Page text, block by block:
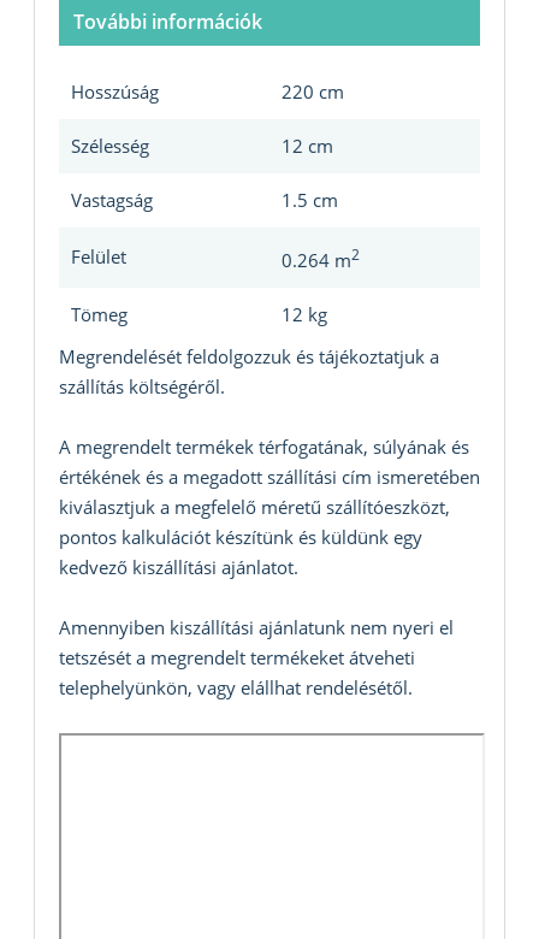
További információk
Hosszúság 220 cm
Szélesség 12 cm
Vastagság 1.5 cm
Felület 0.264 m2
Tömeg
12 kg
Megrendelését feldolgozzuk és tájékoztatjuk a
szállítás költségéről.
A megrendelt termékek térfogatának, súlyának és
értékének és a megadott szállítási cím ismeretében
kiválasztjuk a megfelelő méretű szállítóeszközt,
pontos kalkulációt készítünk és küldünk egy
kedvező kiszállítási ajánlatot.
Amennyiben kiszállítási ajánlatunk nem nyeri el
tetszését a megrendelt termékeket átveheti
telephelyünkön, vagy elállhat rendelésétől.